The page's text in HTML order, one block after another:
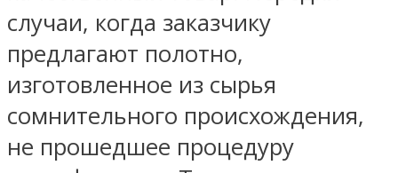
случаи, когда заказчику
предлагают полотно,
изготовленное из сырья
сомнительного происхождения,
не прошедшее процедуру